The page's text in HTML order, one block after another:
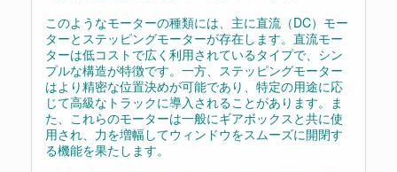
このようなモーターの種類には、主に直流（DC）モー
ターとステッピングモーターが存在します。直流モー
ターは低コストで広く利用されているタイプで、シン
プルな構造が特徴です。一方、ステッピングモーター
はより精密な位置決めが可能であり、特定の用途に応
じて高級なトラックに導入されることがあります。ま
た、これらのモーターは一般にギアボックスと共に使
用され、力を増幅してウィンドウをスムーズに開閉す
る機能を果たします。